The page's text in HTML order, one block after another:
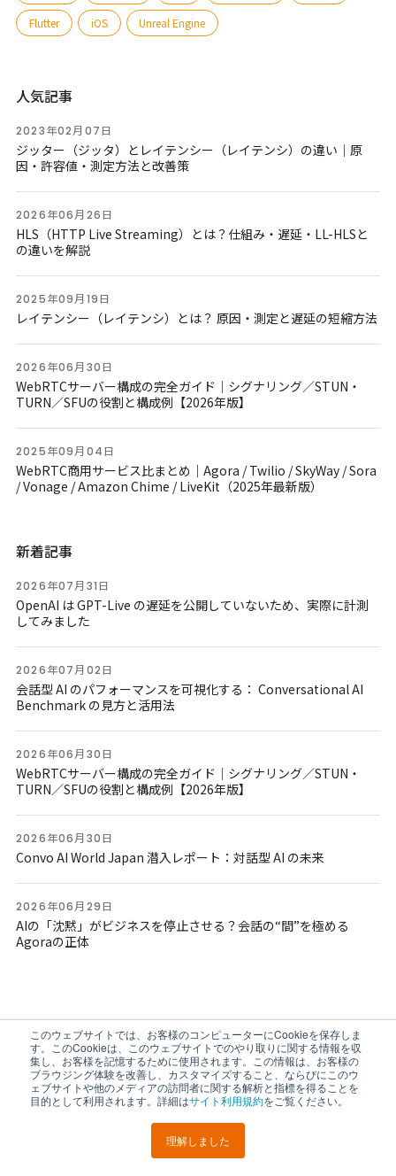
このウェブサイトでは、お客様のコンピューターにCookieを保存しま
す。このCookieは、このウェブサイトでのやり取りに関する情報を収
集し、お客様を記憶するために使用されます。この情報は、お客様の
ブラウジング体験を改善し、カスタマイズすること、ならびにこのウ
ェブサイトや他のメディアの訪問者に関する解析と指標を得ることを
目的として利用されます。詳細はサイト利用規約をご覧ください。
理解しました
シェア
LINEで
送る
Flutter iOS Unreal Engine
人気記事
2023年02月07日
ジッター（ジッタ）とレイテンシー（レイテンシ）の違い｜原
因・許容値・測定方法と改善策
2026年06月26日
HLS（HTTP Live Streaming）とは？仕組み・遅延・LL-HLSと
の違いを解説
2025年09月19日
レイテンシー（レイテンシ）とは？ 原因・測定と遅延の短縮方法
2026年06月30日
WebRTCサーバー構成の完全ガイド｜シグナリング／STUN・
TURN／SFUの役割と構成例【2026年版】
2025年09月04日
WebRTC商用サービス比まとめ｜Agora / Twilio / SkyWay / Sora
/ Vonage / Amazon Chime / LiveKit（2025年最新版）
新着記事
2026年07月31日
OpenAI は GPT-Live の遅延を公開していないため、実際に計測
してみました
2026年07月02日
会話型 AI のパフォーマンスを可視化する： Conversational AI
Benchmark の見方と活用法
2026年06月30日
WebRTCサーバー構成の完全ガイド｜シグナリング／STUN・
TURN／SFUの役割と構成例【2026年版】
2026年06月30日
Convo AI World Japan 潜入レポート：対話型 AI の未来
2026年06月29日
AIの「沈黙」がビジネスを停止させる？会話の“間”を極める
Agoraの正体
Agoraについて
Agoraの特徴・サポート
会話型AIエンジン
導入事例